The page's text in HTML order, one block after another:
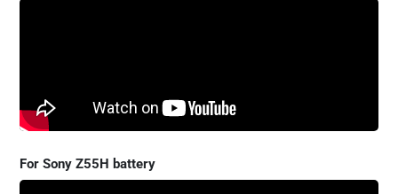
For Sony Z55H battery